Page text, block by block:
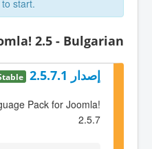
to start.
2.5 - Bulgarian
إصدار 2.5.7.1
Pack for Joomla!
2.5.7